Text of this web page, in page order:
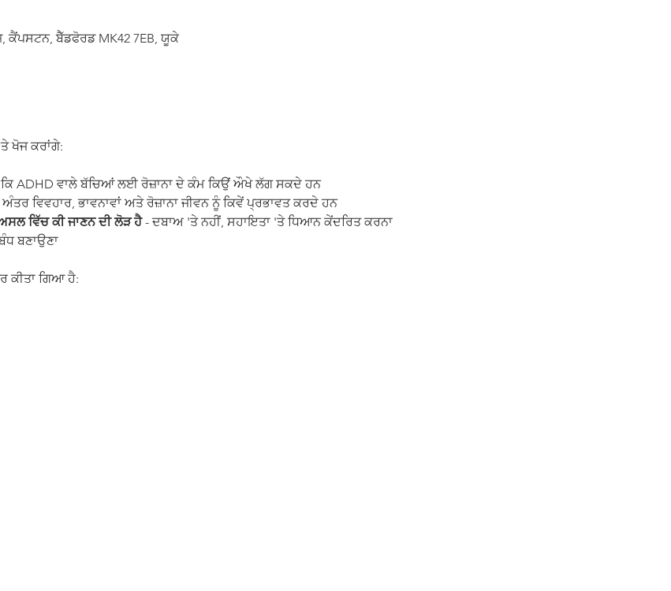
ਕੈਂਪਸਟਨ, ਬੈੱਡਫੋਰਡ MK42 7EB, ਯੂਕੇ
ਖੋਜ ਕਰਾਂਗੇ:
ADHD ਵਾਲੇ ਬੱਚਿਆਂ ਲਈ ਰੋਜ਼ਾਨਾ ਦੇ ਕੰਮ ਕਿਉਂ ਔਖੇ ਲੱਗ ਸਕਦੇ ਹਨ
ਵਿਵਹਾਰ, ਭਾਵਨਾਵਾਂ ਅਤੇ ਰੋਜ਼ਾਨਾ ਜੀਵਨ ਨੂੰ ਕਿਵੇਂ ਪ੍ਰਭਾਵਤ ਕਰਦੇ ਹਨ
ਵਿੱਚ ਕੀ ਜਾਣਨ ਦੀ ਲੋੜ ਹੈ - ਦਬਾਅ 'ਤੇ ਨਹੀਂ, ਸਹਾਇਤਾ 'ਤੇ ਧਿਆਨ ਕੇਂਦਰਿਤ ਕਰਨਾ
ਬਣਾਉਣਾ
ਕੀਤਾ ਗਿਆ ਹੈ: